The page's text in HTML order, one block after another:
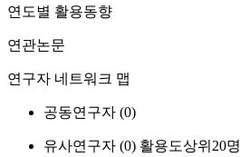
연도별 활용동향
연관논문
연구자 네트워크 맵
공동연구자 (0)
유사연구자 (0) 활용도상위20명